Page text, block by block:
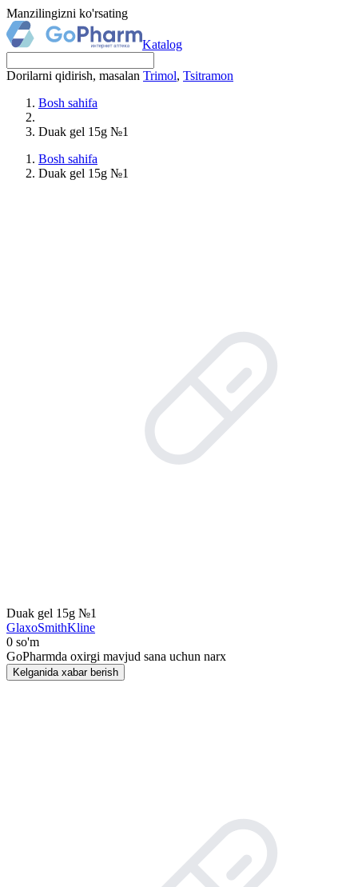
Manzilingizni ko'rsating
Katalog
Dorilarni qidirish, masalan Trimol, Tsitramon
Bosh sahifa
Duak gel 15g №1
Bosh sahifa
Duak gel 15g №1
Duak gel 15g №1
GlaxoSmithKline
0 so'm
GoPharmda oxirgi mavjud sana uchun narx
Kelganida xabar berish